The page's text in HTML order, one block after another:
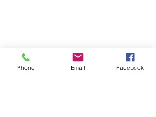
Phone Email Facebook